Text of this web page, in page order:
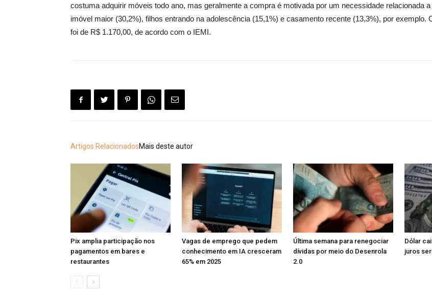
costuma adquirir móveis todo ano, mas geralmente a compra é motivada por um necessidade relacionada
imóvel maior (30,2%), filhos entrando na adolescência (15,1%) e casamento recente (13,3%), por
foi de R$ 1.170,00, de acordo com o IEMI.
Artigos RelacionadosMais deste autor
Pix amplia participação nos
pagamentos em bares e
restaurantes
Vagas de emprego que pedem
conhecimento em IA cresceram
65% em 2025
Última semana para renegociar
dívidas por meio do Desenrola
2.0
Dólar
juros